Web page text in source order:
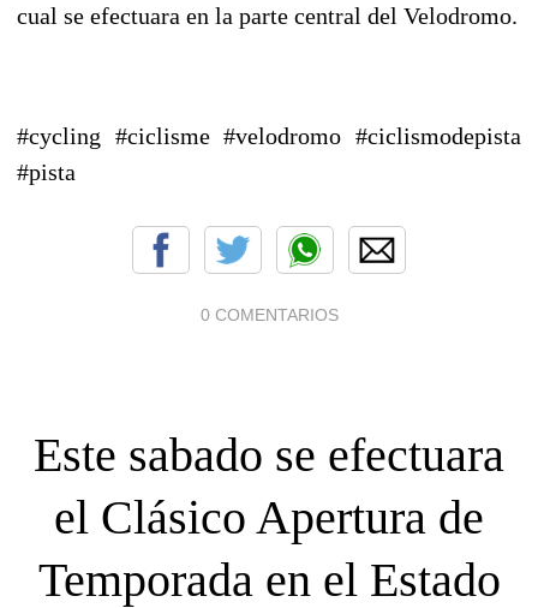
cual se efectuara en la parte central del Velodromo.
#cycling #ciclisme #velodromo #ciclismodepista
#pista
0 COMENTARIOS
Este sabado se efectuara
el Clásico Apertura de
Temporada en el Estado